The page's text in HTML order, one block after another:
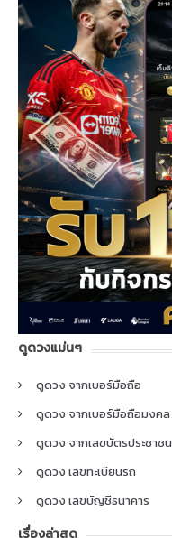
ดูดวงแม่นๆ
ดูดวง จากเบอร์มือถือ
ดูดวง จากเบอร์มือถือมงคล
ดูดวง จากเลขบัตรประชาชน
ดูดวง เลขทะเบียนรถ
ดูดวง เลขบัญชีธนาคาร
เรื่องล่าสุด